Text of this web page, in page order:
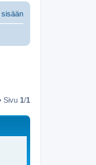
sisään
Sivu 1/1